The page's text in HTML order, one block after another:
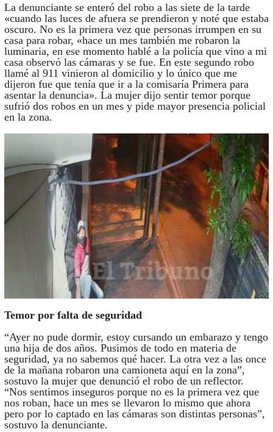
La denunciante se enteró del robo a las siete de la tarde
«cuando las luces de afuera se prendieron y noté que estaba
oscuro. No es la primera vez que personas irrumpen en su
casa para robar, «hace un mes también me robaron la
luminaria, en ese momento hablé a la policía que vino a mi
casa observó las cámaras y se fue. En este segundo robo
llamé al 911 vinieron al domicilio y lo único que me
dijeron fue que tenía que ir a la comisaría Primera para
asentar la denuncia». La mujer dijo sentir temor porque
sufrió dos robos en un mes y pide mayor presencia policial
en la zona.
Temor por falta de seguridad
“Ayer no pude dormir, estoy cursando un embarazo y tengo
una hija de dos años. Pusimos de todo en materia de
seguridad, ya no sabemos qué hacer. La otra vez a las once
de la mañana robaron una camioneta aquí en la zona”,
sostuvo la mujer que denunció el robo de un reflector.
“Nos sentimos inseguros porque no es la primera vez que
nos roban, hace un mes se llevaron lo mismo que ahora
pero por lo captado en las cámaras son distintas personas”,
sostuvo la denunciante.